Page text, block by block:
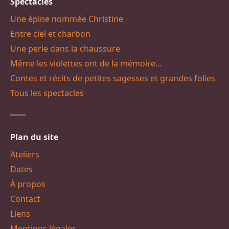
Une épine nommée Christine
Entre ciel et charbon
Une perle dans la chaussure
Même les violettes ont de la mémoire…
Contes et récits de petites sagesses et grandes folies
Tous les spectacles
Plan du site
Ateliers
Dates
À propos
Contact
Liens